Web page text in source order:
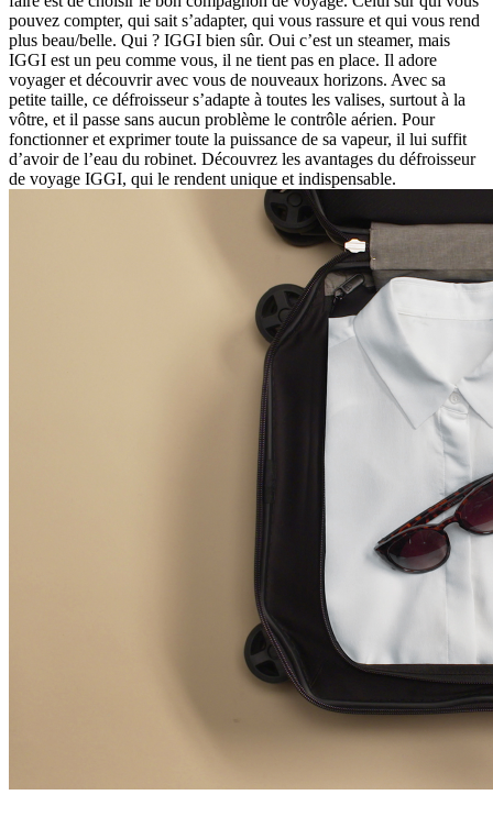
pouvez compter, qui sait s’adapter, qui vous rassure et qui vous rend
plus beau/belle. Qui ? IGGI bien sûr. Oui c’est un steamer, mais
IGGI est un peu comme vous, il ne tient pas en place. Il adore
voyager et découvrir avec vous de nouveaux horizons. Avec sa
petite taille, ce défroisseur s’adapte à toutes les valises, surtout à la
vôtre, et il passe sans aucun problème le contrôle aérien. Pour
fonctionner et exprimer toute la puissance de sa vapeur, il lui suffit
d’avoir de l’eau du robinet. Découvrez les avantages du défroisseur
de voyage IGGI, qui le rendent unique et indispensable.